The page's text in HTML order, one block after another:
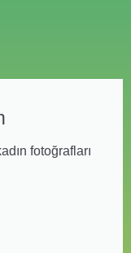
fotoğrafları